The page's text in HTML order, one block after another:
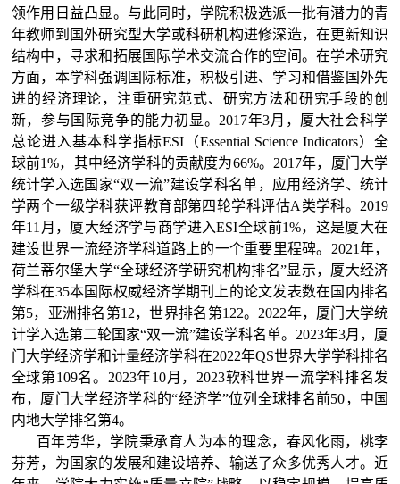
领作用日益凸显。与此同时，学院积极选派一批有潜力的青
年教师到国外研究型大学或科研机构进修深造，在更新知识
结构中，寻求和拓展国际学术交流合作的空间。在学术研究
方面，本学科强调国际标准，积极引进、学习和借鉴国外先
进的经济理论，注重研究范式、研究方法和研究手段的创
新，参与国际竞争的能力初显。 2017年3月，厦大社会科学
总论进入基本科学指标ESI（Essential Science Indicators）全
球前1%，其中经济学科的贡献度为66%。 2017年，厦门大学
统计学入选国家“双一流”建设学科名单， 应用经济学、统计
学两个一级学科获评教育部第四轮学科评估A类学科。 2019
年1 1 月，厦大经济学与商学进入ESI全球前1%，这是厦大在
建设世界一流经济学科道路上的一个重要里程碑。 2021年，
荷兰蒂尔堡大学“全球经济学研究机构排名”显示，厦大经济
学科在35本国际权威经济学期刊上的论文发表数在国内排名
第5，亚洲排名第12，世界排名第122。 2022年，厦门大学统
计学入选第二轮国家“双一流”建设学科名单。 2023年3月，厦
门大学经济学和计量经济学科在2022年QS世界大学学科排名
全球第109名。 2023年10月，2023软科世界一流学科排名发
布，厦门大学经济学科的“经济学”位列全球排名前50，中国
内地大学排名第4。
百年芳华，学院秉承育人为本的理念，春风化雨，桃李
芬芳，为国家的发展和建设培养、输送了众多优秀人才。近